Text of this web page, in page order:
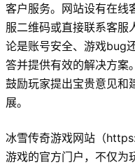
客户服务。网站设有在线
服二维码或直接联系客服
论是账号安全、游戏bug
答并提供有效的解决方案
鼓励玩家提出宝贵意见和
展。
冰雪传奇游戏网站（
游戏的官方门户，不仅为